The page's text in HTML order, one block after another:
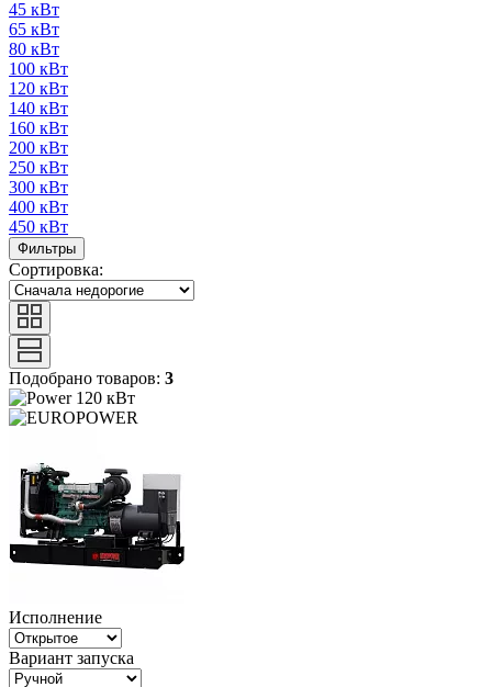
45 кВт
65 кВт
80 кВт
100 кВт
120 кВт
140 кВт
160 кВт
200 кВт
250 кВт
300 кВт
400 кВт
450 кВт
Фильтры
Сортировка:
Подобрано товаров: 3
120 кВт
Исполнение
Вариант запуска